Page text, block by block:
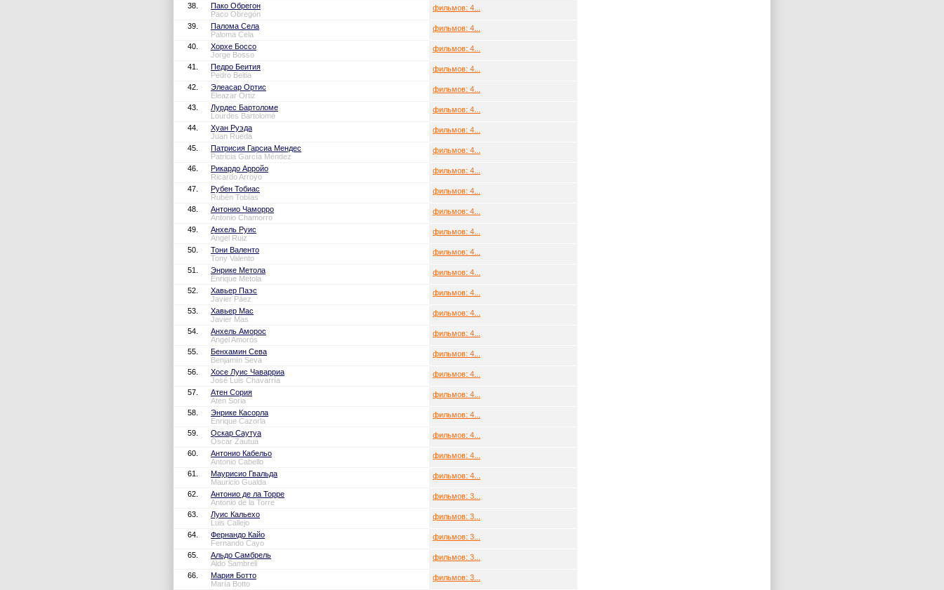
38.
Пако Обрегон
Paco Obregón
фильмов: 4...
39.
Палома Села
Paloma Cela
фильмов: 4...
40.
Хорхе Боссо
Jorge Bosso
фильмов: 4...
41.
Педро Беития
Pedro Beitia
фильмов: 4...
42.
Элеасар Ортис
Eleazar Ortiz
фильмов: 4...
43.
Лурдес Бартоломе
Lourdes Bartolomé
фильмов: 4...
44.
Хуан Руэда
Juan Rueda
фильмов: 4...
45.
Патрисия Гарсиа Мендес
Patricia García Méndez
фильмов: 4...
46.
Рикардо Арройо
Ricardo Arroyo
фильмов: 4...
47.
Рубен Тобиас
Rubén Tobías
фильмов: 4...
48.
Антонио Чаморро
Antonio Chamorro
фильмов: 4...
49.
Анхель Руис
Ángel Ruiz
фильмов: 4...
50.
Тони Валенто
Tony Valento
фильмов: 4...
51.
Энрике Метола
Enrique Metola
фильмов: 4...
52.
Хавьер Паэс
Javier Páez
фильмов: 4...
53.
Хавьер Мас
Javier Mas
фильмов: 4...
54.
Анхель Аморос
Ángel Amorós
фильмов: 4...
55.
Бенхамин Сева
Benjamín Seva
фильмов: 4...
56.
Хосе Луис Чаварриа
José Luis Chavarría
фильмов: 4...
57.
Атен Сория
Aten Soria
фильмов: 4...
58.
Энрике Касорла
Enrique Cazorla
фильмов: 4...
59.
Оскар Саутуа
Óscar Zautua
фильмов: 4...
60.
Антонио Кабельо
Antonio Cabello
фильмов: 4...
61.
Маурисио Гвальда
Mauricio Gualda
фильмов: 4...
62.
Антонио де ла Торре
Antonio de la Torre
фильмов: 3...
63.
Луис Кальехо
Luis Callejo
фильмов: 3...
64.
Фернандо Кайо
Fernando Cayo
фильмов: 3...
65.
Альдо Самбрель
Aldo Sambrell
фильмов: 3...
66.
Мария Ботто
María Botto
фильмов: 3...